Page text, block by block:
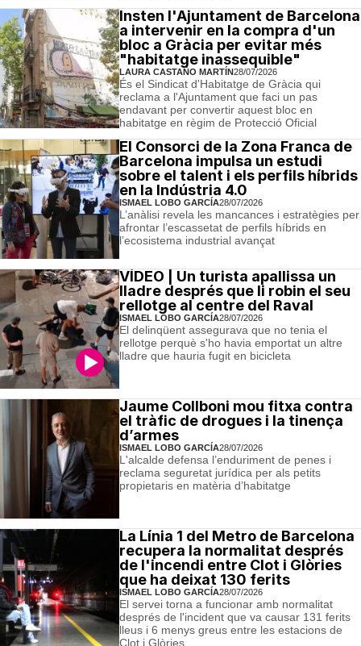
Insten l'Ajuntament de Barcelona
a intervenir en la compra d'un
bloc a Gràcia per evitar més
"habitatge inassequible"
LAURA CASTAÑO MARTÍN28/07/2026
És el Sindicat d'Habitatge de Gràcia qui
reclama a l'Ajuntament que faci un pas
endavant per convertir aquest bloc en
habitatge en règim de Protecció Oficial
El Consorci de la Zona Franca de
Barcelona impulsa un estudi
sobre el talent i els perfils híbrids
en la Indústria 4.0
ISMAEL LOBO GARCÍA28/07/2026
L’anàlisi revela les mancances i estratègies per
afrontar l’escassetat de perfils híbrids en
l’ecosistema industrial avançat
VÍDEO | Un turista apallissa un
lladre després que li robin el seu
rellotge al centre del Raval
ISMAEL LOBO GARCÍA28/07/2026
El delinqüent assegurava que no tenia el
rellotge perquè s'ho havia emportat un altre
lladre que hauria fugit en bicicleta
Jaume Collboni mou fitxa contra
el tràfic de drogues i la tinença
d’armes
ISMAEL LOBO GARCÍA28/07/2026
L'alcalde defensa l’enduriment de penes i
reclama seguretat jurídica per als petits
propietaris en matèria d’habitatge
La Línia 1 del Metro de Barcelona
recupera la normalitat després
de l'incendi entre Clot i Glòries
que ha deixat 130 ferits
ISMAEL LOBO GARCÍA28/07/2026
El servei torna a funcionar amb normalitat
després de l'incident que va causar 131 ferits
lleus i 6 menys greus entre les estacions de
Clot i Glòries